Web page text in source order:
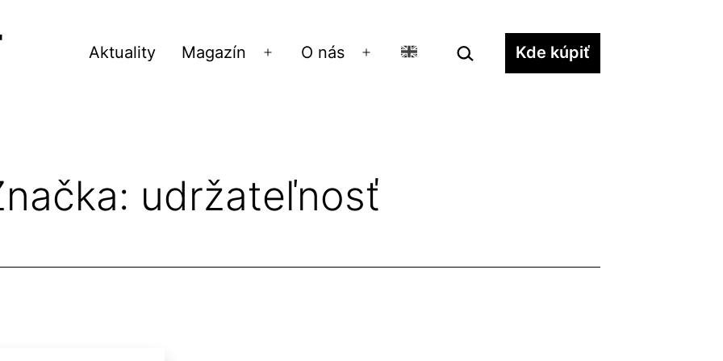
Aktuality Magazín
Otvoriť
O nás
Otvoriť
Hľadať… Kde kúpiť
udržateľnosť